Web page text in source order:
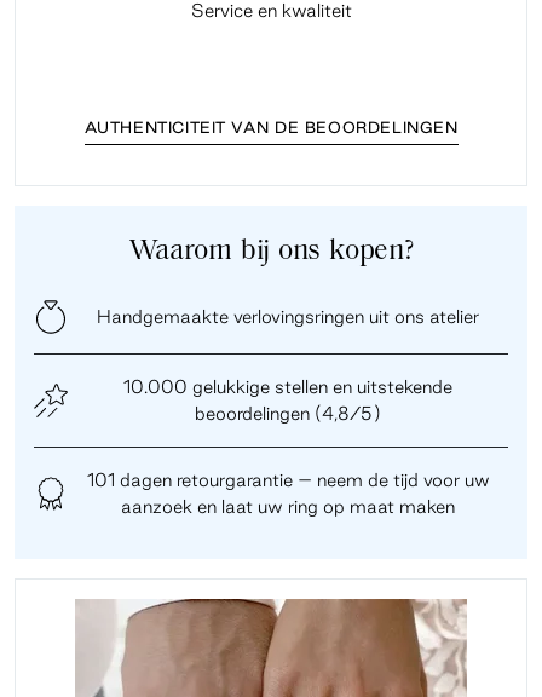
Service en kwaliteit
AUTHENTICITEIT VAN DE BEOORDELINGEN
Waarom bij ons kopen?
Handgemaakte verlovingsringen uit ons atelier
10.000 gelukkige stellen en uitstekende
beoordelingen (4,8/5)
101 dagen retourgarantie – neem de tijd voor uw
aanzoek en laat uw ring op maat maken